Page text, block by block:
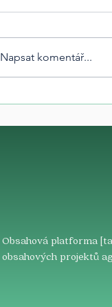
Napsat komentář...
Obsahová platforma
obsahových projektů